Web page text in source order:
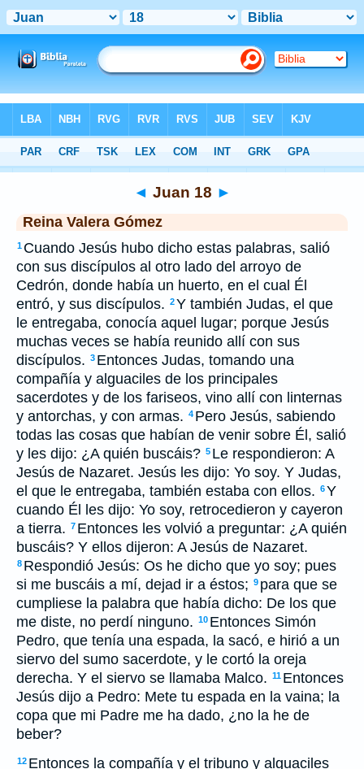
>RVG> Juan 18
◄ Juan 18 ►
Reina Valera Gómez
1 Cuando Jesús hubo dicho estas palabras, salió
con sus discípulos al otro lado del arroyo de
Cedrón, donde había un huerto, en el cual Él
entró, y sus discípulos. 2Y también Judas, el que
le entregaba, conocía aquel lugar; porque Jesús
muchas veces se había reunido allí con sus
discípulos. 3 Entonces Judas, tomando una
compañía y alguaciles de los principales
sacerdotes y de los fariseos, vino allí con linternas
y antorchas, y con armas. 4 Pero Jesús, sabiendo
todas las cosas que habían de venir sobre Él, salió
y les dijo: ¿A quién buscáis? 5 Le respondieron: A
Jesús de Nazaret. Jesús les dijo: Yo soy. Y Judas,
el que le entregaba, también estaba con ellos. 6Y
cuando Él les dijo: Yo soy, retrocedieron y cayeron
a tierra. 7 Entonces les volvió a preguntar: ¿A quién
buscáis? Y ellos dijeron: A Jesús de Nazaret.
8 Respondió Jesús: Os he dicho que yo soy; pues
si me buscáis a mí, dejad ir a éstos; 9 para que se
cumpliese la palabra que había dicho: De los que
me diste, no perdí ninguno. 10 Entonces Simón
Pedro, que tenía una espada, la sacó, e hirió a un
siervo del sumo sacerdote, y le cortó la oreja
derecha. Y el siervo se llamaba Malco. 11 Entonces
Jesús dijo a Pedro: Mete tu espada en la vaina; la
copa que mi Padre me ha dado, ¿no la he de
beber?
12 Entonces la compañía y el tribuno y alguaciles